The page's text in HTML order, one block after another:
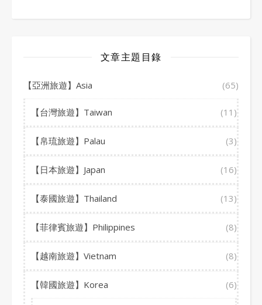
文章主題目錄
【亞洲旅遊】Asia (65)
【台灣旅遊】Taiwan (11)
【帛琉旅遊】Palau (3)
【日本旅遊】Japan (16)
【泰國旅遊】Thailand (13)
【菲律賓旅遊】Philippines (8)
【越南旅遊】Vietnam (8)
【韓國旅遊】Korea (6)